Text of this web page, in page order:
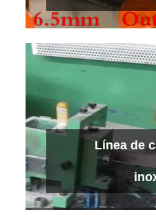
Una rastonadora
Ver
Línea de